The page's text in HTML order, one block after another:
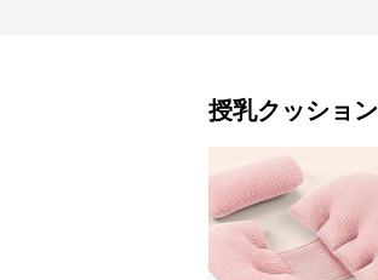
授乳クッション